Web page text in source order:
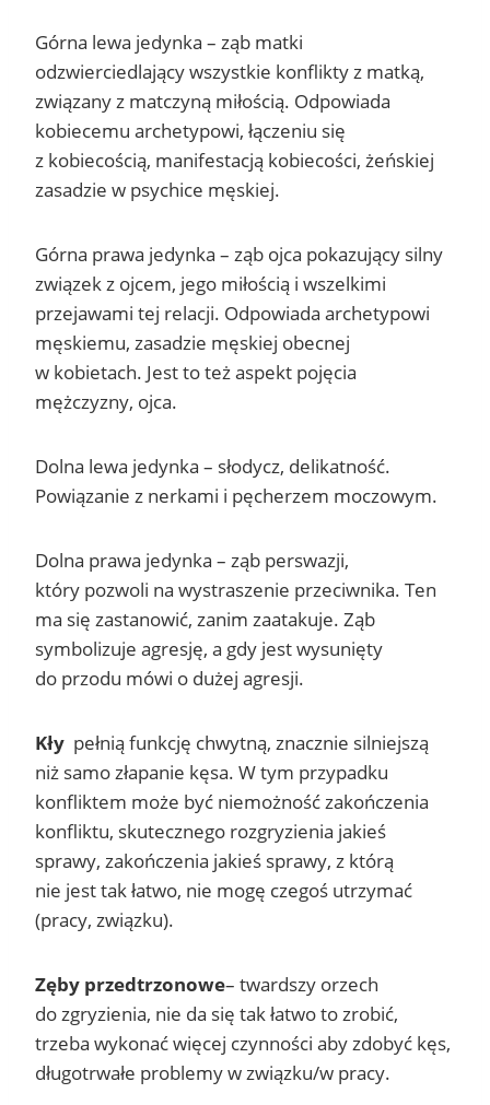
Górna lewa jedynka – ząb matki
odzwierciedlający wszystkie konflikty z matką,
związany z matczyną miłością. Odpowiada
kobiecemu archetypowi, łączeniu się
z kobiecością, manifestacją kobiecości, żeńskiej
zasadzie w psychice męskiej.
Górna prawa jedynka – ząb ojca pokazujący silny
związek z ojcem, jego miłością i wszelkimi
przejawami tej relacji. Odpowiada archetypowi
męskiemu, zasadzie męskiej obecnej
w kobietach. Jest to też aspekt pojęcia
mężczyzny, ojca.
Dolna lewa jedynka – słodycz, delikatność.
Powiązanie z nerkami i pęcherzem moczowym.
Dolna prawa jedynka – ząb perswazji,
który pozwoli na wystraszenie przeciwnika. Ten
ma się zastanowić, zanim zaatakuje. Ząb
symbolizuje agresję, a gdy jest wysunięty
do przodu mówi o dużej agresji.
Kły pełnią funkcję chwytną, znacznie silniejszą
niż samo złapanie kęsa. W tym przypadku
konfliktem może być niemożność zakończenia
konfliktu, skutecznego rozgryzienia jakieś
sprawy, zakończenia jakieś sprawy, z którą
nie jest tak łatwo, nie mogę czegoś utrzymać
(pracy, związku).
Zęby przedtrzonowe– twardszy orzech
do zgryzienia, nie da się tak łatwo to zrobić,
trzeba wykonać więcej czynności aby zdobyć kęs,
długotrwałe problemy w związku/w pracy.